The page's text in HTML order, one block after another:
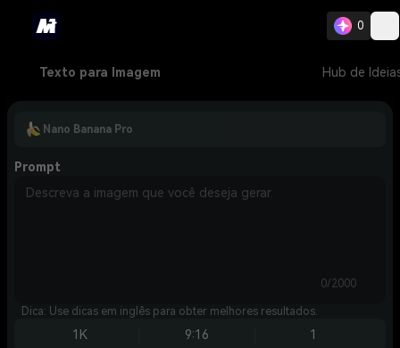
0
Texto para Imagem Hub de
Nano Banana Pro
Prompt
0/2000
Dica: Use dicas em inglês para obter melhores resultados.
1K 9:16 1